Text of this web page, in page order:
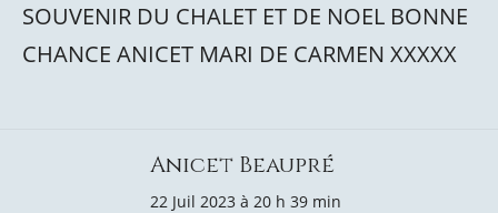
SOUVENIR DU CHALET ET DE NOEL BONNE
CHANCE ANICET MARI DE CARMEN XXXXX
Anicet Beaupré
22 Juil 2023 à 20 h 39 min